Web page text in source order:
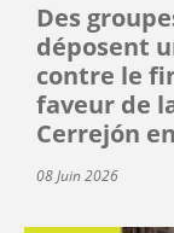
Des
déposent
contre le
faveur de
Cerrejón
08 Juin 2026